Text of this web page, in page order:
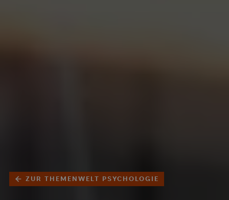
ZUR THEMENWELT PSYCHOLOGIE